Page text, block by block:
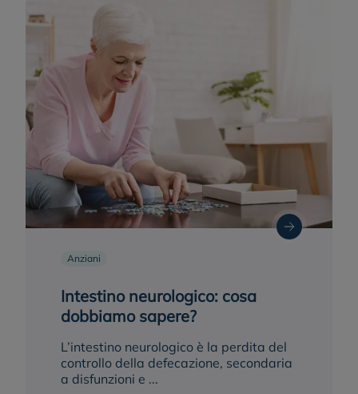
Anziani
Intestino neurologico: cosa
dobbiamo sapere?
L’intestino neurologico è la perdita del
controllo della defecazione, secondaria
a disfunzioni e ...